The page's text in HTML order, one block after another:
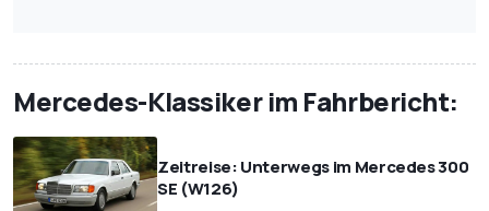
Mercedes-Klassiker im Fahrbericht:
Zeitreise: Unterwegs im Mercedes 300
SE (W126)